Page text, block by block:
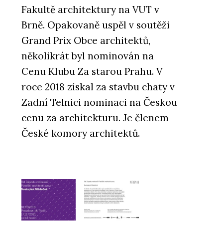
Fakultě architektury na VUT v
Brně. Opakovaně uspěl v soutěži
Grand Prix Obce architektů,
několikrát byl nominován na
Cenu Klubu Za starou Prahu. V
roce 2018 získal za stavbu chaty v
Zadní Telnici nominaci na Českou
cenu za architekturu. Je členem
České komory architektů.